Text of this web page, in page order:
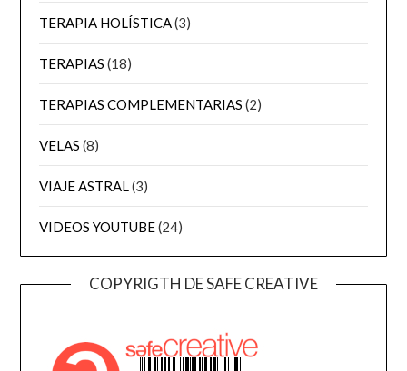
TERAPIA HOLÍSTICA(3)
TERAPIAS (18)
TERAPIAS COMPLEMENTARIAS (2)
VELAS (8)
VIAJE ASTRAL(3)
VIDEOS YOUTUBE(24)
COPYRIGTH DE SAFE CREATIVE